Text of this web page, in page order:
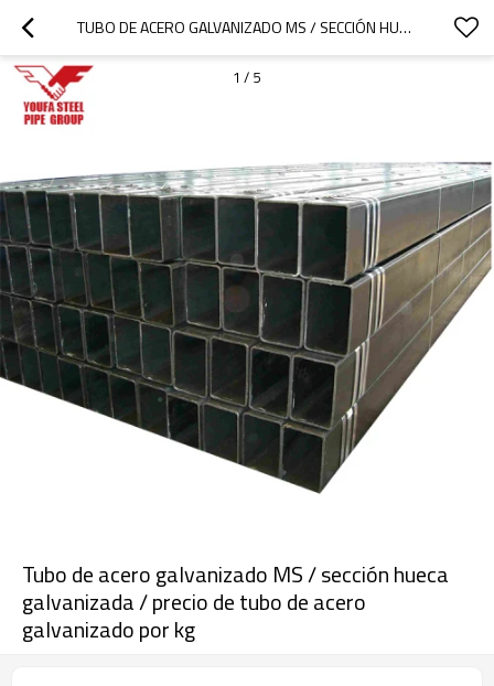
TUBO DE ACERO GALVANIZADO MS / SECCIÓN HUECA GALVANIZADA / PRECIO DE TUBO DE ACERO GALVANIZADO POR KG
1 / 5
Tubo de acero galvanizado MS / sección hueca
galvanizada / precio de tubo de acero
galvanizado por kg